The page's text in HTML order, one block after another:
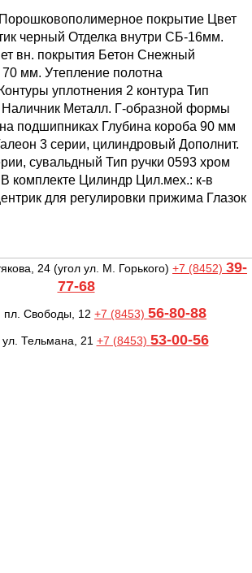
покрытие Цвет
черный Отделка внутри СБ-16мм.
вн. покрытия Бетон Снежный
мм. Утепление полотна
уплотнения 2 контура Тип
Металл. Г-образной формы
подшипниках Глубина короба 90 мм
3 серии, цилиндровый Дополнит.
сувальдный Тип ручки 0593 хром
комплекте Цилиндр Цил.мех.: к-в
для регулировки прижима Глазок
24 (угол ул. М. Горького) +7 (8452) 39-
77-68
пл. Свободы, 12 +7 (8453) 56-80-88
ул. Тельмана, 21 +7 (8453) 53-00-56